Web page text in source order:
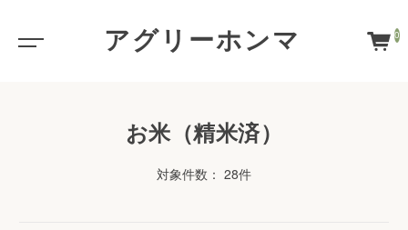
アグリーホンマ 0
お米（精米済）
対象件数： 28件